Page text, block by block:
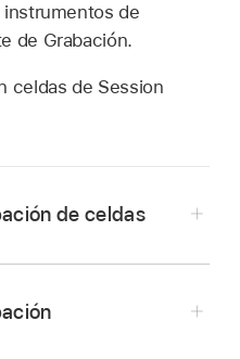
de
de Grabación.
celdas de Session
de celdas